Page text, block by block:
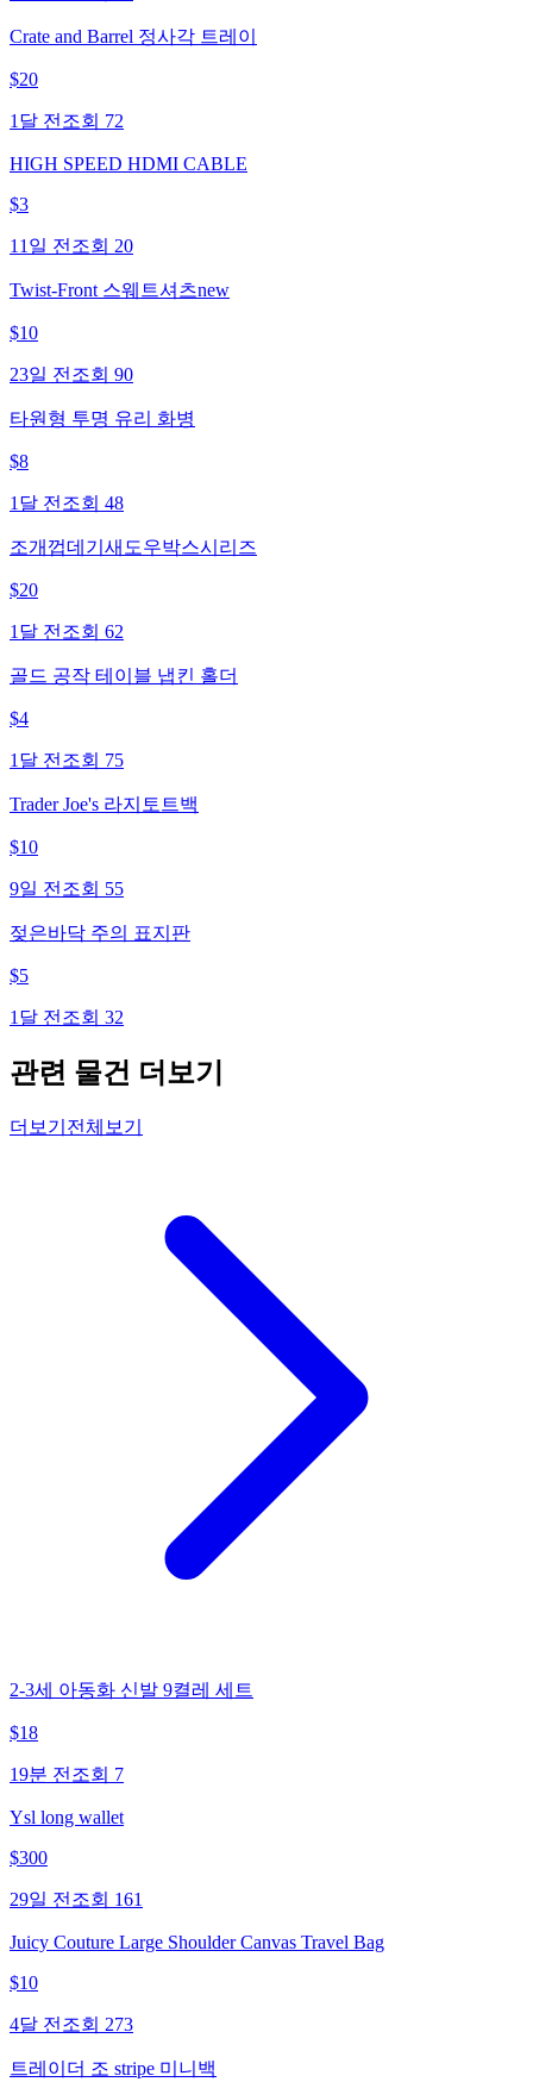
Crate and Barrel 정사각 트레이
$20
1달 전 조회 72
HIGH SPEED HDMI CABLE
$3
11일 전 조회 20
Twist-Front 스웨트셔츠new
$10
23일 전 조회 90
타원형 투명 유리 화병
$8
1달 전 조회 48
조개껍데기새도우박스시리즈
$20
1달 전 조회 62
골드 공작 테이블 냅킨 홀더
$4
1달 전 조회 75
Trader Joe's 라지토트백
$10
9일 전 조회 55
젖은바닥 주의 표지판
$5
1달 전 조회 32
관련 물건 더보기
더보기 전체보기
2-3세 아동화 신발 9켤레 세트
$18
19분 전 조회 7
Ysl long wallet
$300
29일 전 조회 161
Juicy Couture Large Shoulder Canvas Travel Bag
$10
4달 전 조회 273
트레이더 조 stripe 미니백